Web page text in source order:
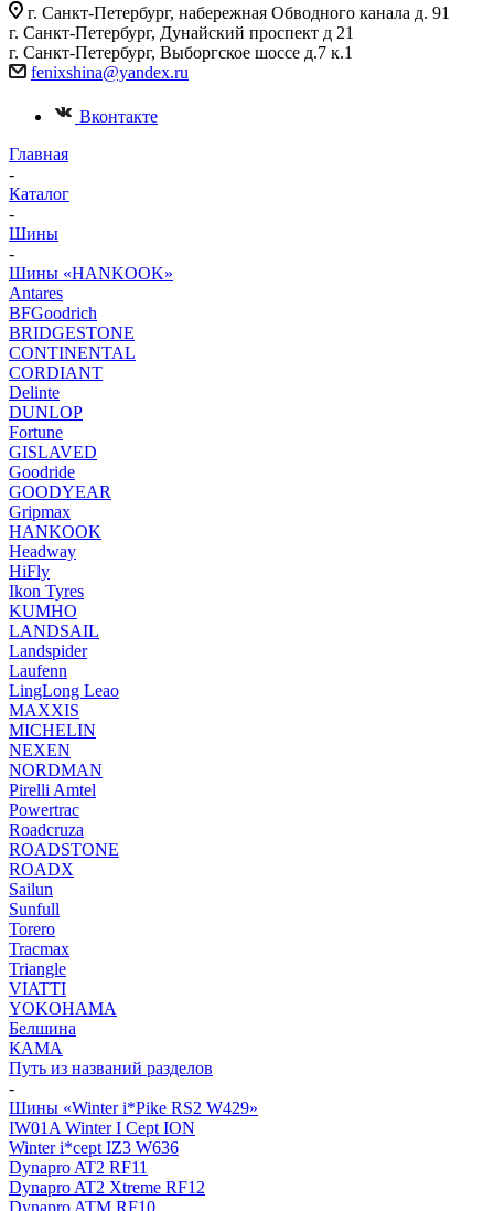
г. Санкт-Петербург, набережная Обводного канала д. 91
г. Санкт-Петербург, Дунайский проспект д 21
г. Санкт-Петербург, Выборгское шоссе д.7 к.1
fenixshina@yandex.ru
Вконтакте
Главная
-
Каталог
-
Шины
-
Шины «HANKOOK»
Antares
BFGoodrich
BRIDGESTONE
CONTINENTAL
CORDIANT
Delinte
DUNLOP
Fortune
GISLAVED
Goodride
GOODYEAR
Gripmax
HANKOOK
Headway
HiFly
Ikon Tyres
KUMHO
LANDSAIL
Landspider
Laufenn
LingLong Leao
MAXXIS
MICHELIN
NEXEN
NORDMAN
Pirelli Amtel
Powertrac
Roadcruza
ROADSTONE
ROADX
Sailun
Sunfull
Torero
Tracmax
Triangle
VIATTI
YOKOHAMA
Белшина
КАМА
Путь из названий разделов
-
Шины «Winter i*Pike RS2 W429»
IW01A Winter I Cept ION
Winter i*cept IZ3 W636
Dynapro AT2 RF11
Dynapro AT2 Xtreme RF12
Dynapro ATM RF10